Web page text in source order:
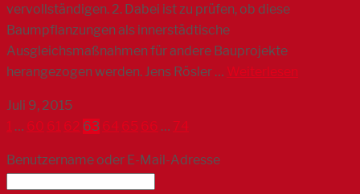
vervollständigen. 2. Dabei ist zu prüfen, ob diese
Baumpflanzungen als innerstädtische
Ausgleichsmaßnahmen für andere Bauprojekte
herangezogen werden. Jens Rösler … Weiterlesen
Juli 9, 2015
1 … 60 61 62 63 64 65 66 … 74
Benutzername oder E-Mail-Adresse